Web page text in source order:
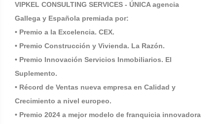
VIPKEL CONSULTING SERVICES - ÚNICA agencia
Gallega y Española premiada por:
• Premio a la Excelencia. CEX.
• Premio Construcción y Vivienda. La Razón.
• Premio Innovación Servicios Inmobiliarios. El
Suplemento.
• Récord de Ventas nueva empresa en Calidad y
Crecimiento a nivel europeo.
• Premio 2024 a mejor modelo de franquicia innovadora